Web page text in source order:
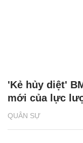
QUÂN SỰ
'Kẻ hủy diệt'
mới của lực